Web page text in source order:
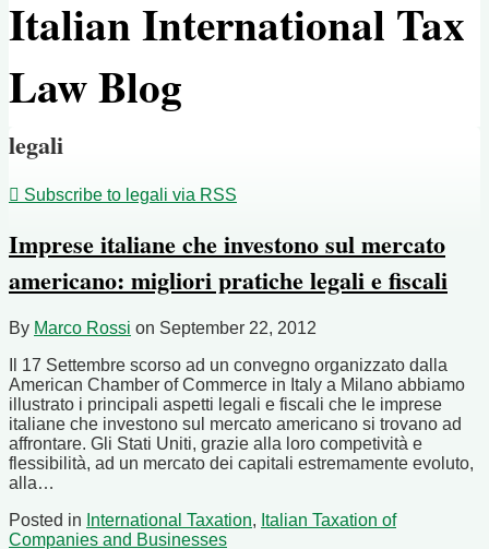
Italian International Tax
Law Blog
legali
Subscribe to legali via RSS
Imprese italiane che investono sul mercato
americano: migliori pratiche legali e fiscali
By Marco Rossi on September 22, 2012
Il 17 Settembre scorso ad un convegno organizzato dalla
American Chamber of Commerce in Italy a Milano abbiamo
illustrato i principali aspetti legali e fiscali che le imprese
italiane che investono sul mercato americano si trovano ad
affrontare. Gli Stati Uniti, grazie alla loro competività e
flessibilità, ad un mercato dei capitali estremamente evoluto,
alla…
Posted in International Taxation, Italian Taxation of
Companies and Businesses